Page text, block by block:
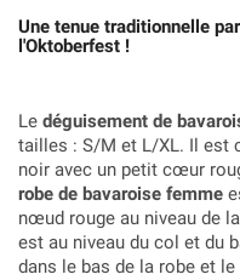
Une tenue traditionnelle
l'Oktoberfest !
Le déguisement de
tailles : S/M et L/XL. Il est
noir avec un petit cœur
robe de bavaroise femme
nœud rouge au niveau de
est au niveau du col et du
dans le bas de la robe et